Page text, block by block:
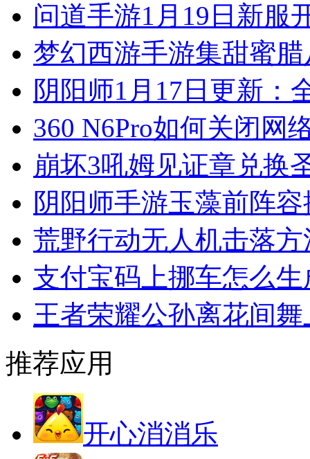
问道手游1月19日新服
梦幻西游手游集甜蜜
阴阳师1月17日更新：
360 N6Pro如何关闭网
崩坏3吼姆见证章兑换
阴阳师手游玉藻前阵
荒野行动无人机击落
支付宝码上挪车怎么生
王者荣耀公孙离花间
推荐应用
开心消消乐